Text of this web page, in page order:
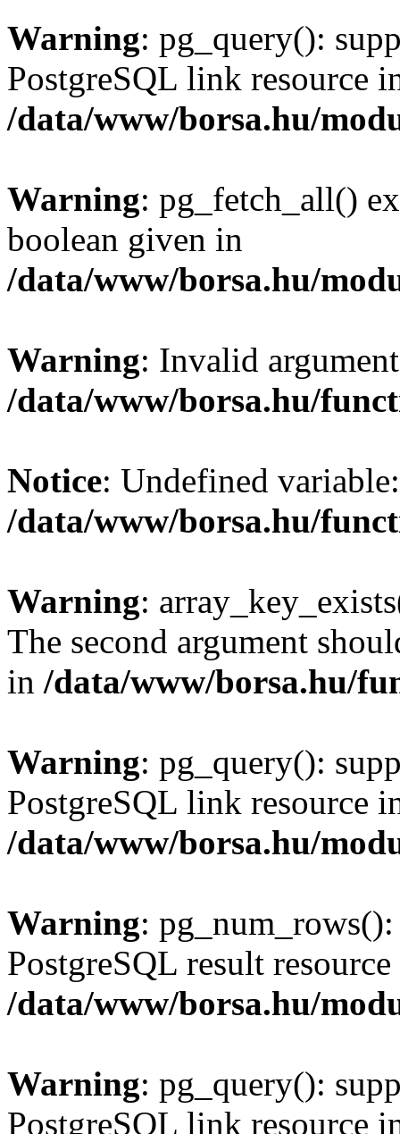
Warning: pg_query():
PostgreSQL link resource
/data/www/borsa.hu/
Warning: pg_fetch_all()
boolean given in
/data/www/borsa.hu/
Warning: Invalid
/data/www/borsa.hu/
Notice: Undefined
/data/www/borsa.hu/
Warning:
The second argument
in /data/www/borsa.hu/
Warning: pg_query():
PostgreSQL link resource
/data/www/borsa.hu/
Warning:
PostgreSQL result
/data/www/borsa.hu/
Warning: pg_query():
PostgreSQL link resource